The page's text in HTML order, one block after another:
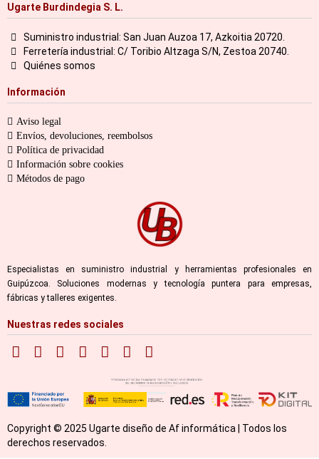
Ugarte Burdindegia S. L.
Suministro industrial: San Juan Auzoa 17, Azkoitia 20720.
Ferretería industrial: C/ Toribio Altzaga S/N, Zestoa 20740.
Quiénes somos
Información
Aviso legal
Envíos, devoluciones, reembolsos
Política de privacidad
Información sobre cookies
Métodos de pago
Especialistas en suministro industrial y herramientas profesionales en
Guipúzcoa. Soluciones modernas y tecnología puntera para empresas,
fábricas y talleres exigentes.
Nuestras redes sociales
Copyright © 2025 Ugarte diseño de Af informática | Todos los
derechos reservados.